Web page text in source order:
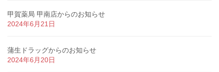
甲賀薬局 甲南店からのお知らせ
2024年6月21日
蒲生ドラッグからのお知らせ
2024年6月20日